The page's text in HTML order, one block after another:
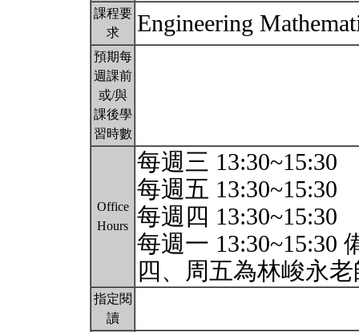
課程要
求
Engineering
預期每
週課前
或/與
課後學
習時數
Office
Hours
每週三 13:30~15:30
每週五 13:30~15:30
每週四 13:30~15:30
每週一 13:30~15:30
四、周五為林峻永
指定閱
讀